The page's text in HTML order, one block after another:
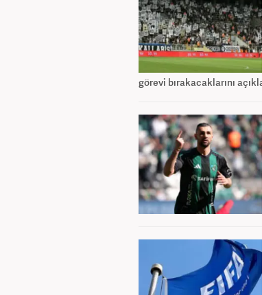
görevi bırakacaklarını